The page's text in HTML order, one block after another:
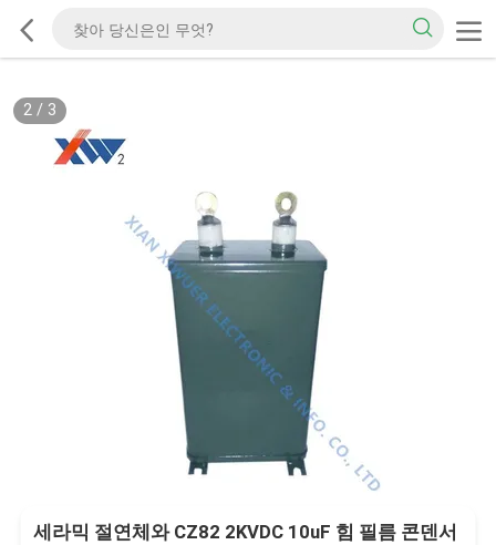
2/ 3
세라믹 절연체와 CZ82 2KVDC 10uF 힘 필름 콘덴서